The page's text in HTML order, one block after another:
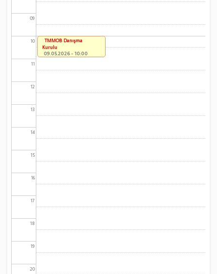
09
10
11
12
13
14
15
16
17
18
19
20
TMMOB Danışma
Kurulu
09.05.2026 - 10:00